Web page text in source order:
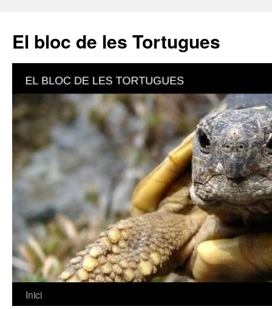
El bloc de les Tortugues
Vés
Inici